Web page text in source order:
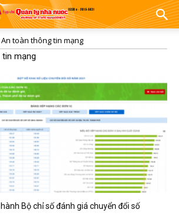
An toàn thông tin mạng
mạng
Bộ chỉ số đánh giá chuyển đổi số